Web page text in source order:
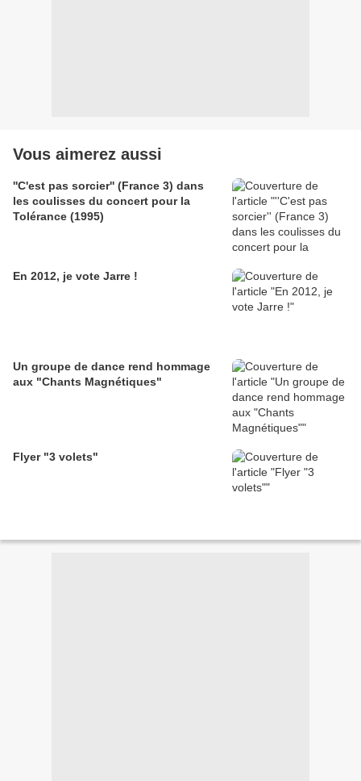
Vous aimerez aussi
''C'est pas sorcier'' (France 3) dans
les coulisses du concert pour la
Tolérance (1995)
En 2012, je vote Jarre !
Un groupe de dance rend hommage
aux "Chants Magnétiques"
Flyer "3 volets"